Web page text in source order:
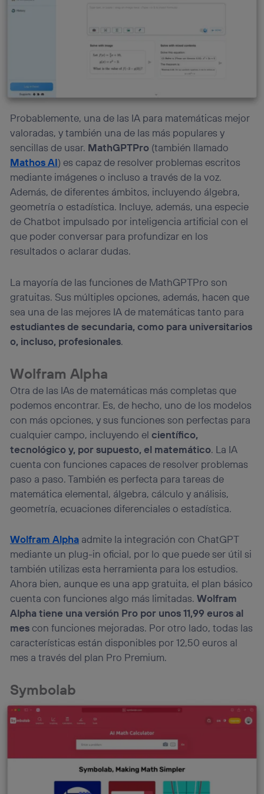
Probablemente, una de las IA para matemáticas mejor
valoradas, y también una de las más populares y
sencillas de usar. MathGPTPro (también llamado
Mathos AI) es capaz de resolver problemas escritos
mediante imágenes o incluso a través de la voz.
Además, de diferentes ámbitos, incluyendo álgebra,
geometría o estadística. Incluye, además, una especie
de Chatbot impulsado por inteligencia artificial con el
que poder conversar para profundizar en los
resultados o aclarar dudas.
La mayoría de las funciones de MathGPTPro son
gratuitas. Sus múltiples opciones, además, hacen que
sea una de las mejores IA de matemáticas tanto para
estudiantes de secundaria, como para universitarios
o, incluso, profesionales.
Wolfram Alpha
Otra de las IAs de matemáticas más completas que
podemos encontrar. Es, de hecho, uno de los modelos
con más opciones, y sus funciones son perfectas para
cualquier campo, incluyendo elcientífico,
tecnológico y, por supuesto, el matemático. La IA
cuenta con funciones capaces de resolver problemas
paso a paso. También es perfecta para tareas de
matemática elemental, álgebra, cálculo y análisis,
geometría, ecuaciones diferenciales o estadística.
Wolfram Alpha admite la integración con ChatGPT
mediante un plug-in oficial, por lo que puede ser útil si
también utilizas esta herramienta para los estudios.
Ahora bien, aunque es una app gratuita, el plan básico
cuenta con funciones algo más limitadas.Wolfram
Alphatiene una versión Pro por unos 11,99 euros al
mescon funciones mejoradas. Por otro lado, todas las
características están disponibles por 12,50 euros al
mes a través del plan Pro Premium.
Symbolab
Puedes gestionar los consentimientos Utiq seleccionando
“Administrar Utiq” en la parte inferior de esta página web o
portal de privacidad de Utiq
. Para más información, consulta
la política de privacidad de Utiq